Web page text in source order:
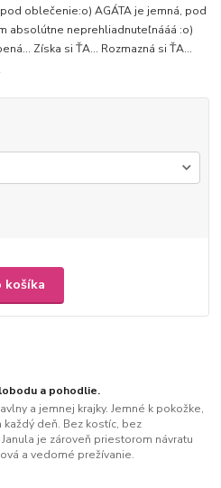
oblečenie:o) AGÁTA je jemná, pod
absolútne neprehliadnuteľnááá :o)
Získa si ŤA... Rozmazná si ŤA...
košíka
a pohodlie.
a jemnej krajky. Jemné k pokožke,
deň. Bez kostíc, bez
je zároveň priestorom návratu
a vedomé prežívanie.